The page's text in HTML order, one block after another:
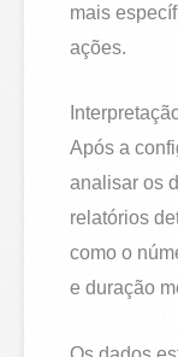
mais
ações.
Após a
analisar os
relatórios
como o
e duração